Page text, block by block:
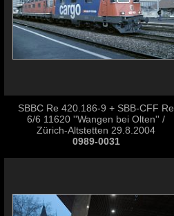
SBBC Re 420.186-9 + SBB-CFF Re
6/6 11620 ''Wangen bei Olten'' /
Zürich-Altstetten 29.8.2004
0989-0031